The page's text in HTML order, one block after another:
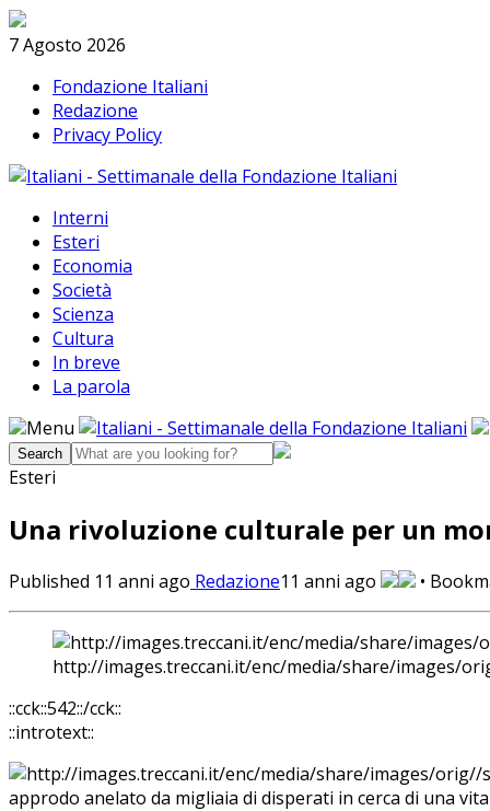
Skip
to
Search
7 Agosto 2026
Fondazione Italiani
Redazione
Privacy Policy
Interni
Esteri
Economia
Società
Scienza
Cultura
In breve
La parola
Menu
Esteri
Una rivoluzione culturale per un
Published 11 anni ago Redazione11 anni ago •
http://images.treccani.it/enc/media/share/images/
::cck::542::/cck::
::introtext::
approdo anelato da migliaia di disperati in cerca di una